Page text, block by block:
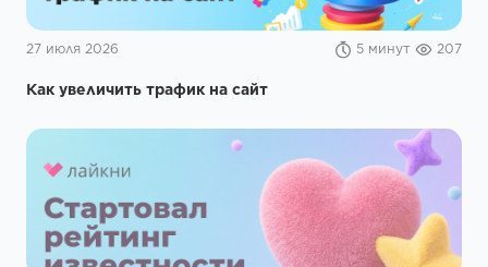
27 июля 2026 5 минут 207
Как увеличить трафик на сайт